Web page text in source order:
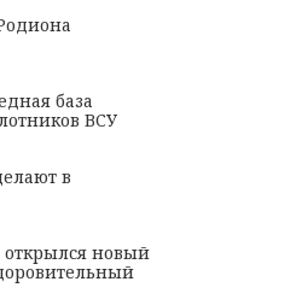
база
ВСУ
в
новый